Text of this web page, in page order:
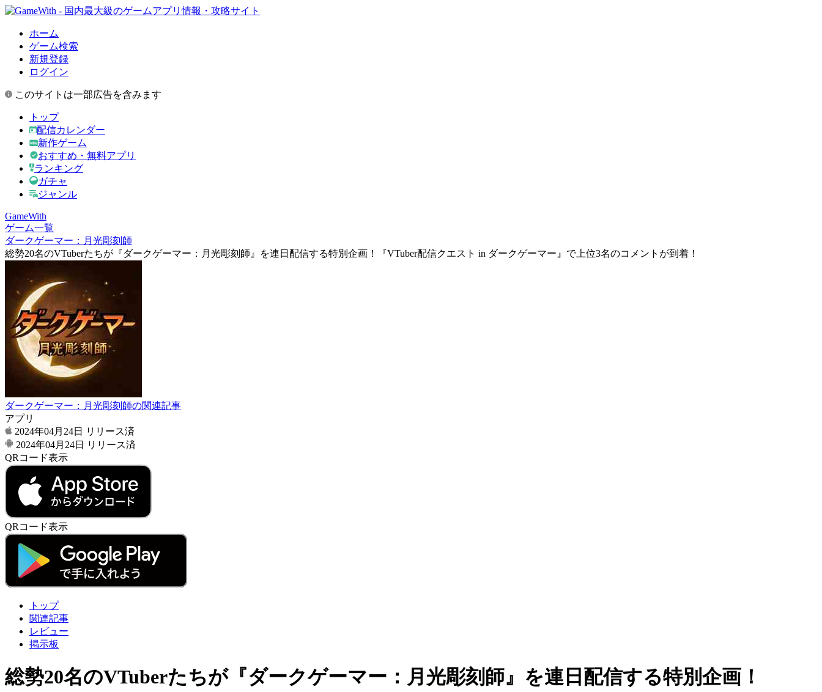
ホーム
ゲーム検索
新規登録
ログイン
このサイトは一部広告を含みます
トップ
配信カレンダー
新作ゲーム
おすすめ・無料アプリ
ランキング
ガチャ
ジャンル
GameWith
ゲーム一覧
ダークゲーマー：月光彫刻師
総勢20名のVTuberたちが『ダークゲーマー：月光彫刻師』を連日配信する特別企画！『VTuber配信クエスト in ダークゲーマー』で上位3名のコメントが到着！
ダークゲーマー：月光彫刻師の関連記事
アプリ
2024年04月24日
リリース済
2024年04月24日
リリース済
QRコード表示
QRコード表示
トップ
関連記事
レビュー
掲示板
総勢20名のVTuberたちが『ダークゲーマー：月光彫刻師』を連日配信する特別企画！